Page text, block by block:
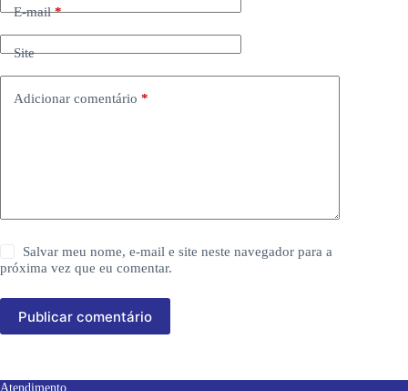
E-mail*
Site
Adicionar comentário *
Salvar meu nome, e-mail e site neste navegador para a
próxima vez que eu comentar.
Publicar comentário
Atendimento